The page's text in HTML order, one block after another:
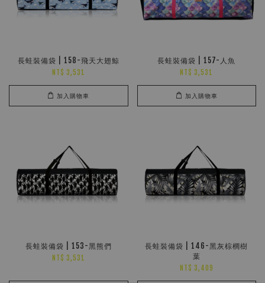
長蛙裝備袋 | 158-飛天大翅鯨
NT$ 3,531
加入購物車
長蛙裝備袋 | 157-人魚
NT$ 3,531
加入購物車
長蛙裝備袋 | 153-黑熊們
NT$ 3,531
長蛙裝備袋 | 146-黑灰棕櫚樹
葉
NT$ 3,409